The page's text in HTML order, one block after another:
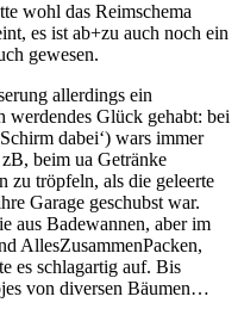
wohl das Reimschema
es ist ab+zu auch noch ein
gewesen.
allerdings ein
werdendes Glück gehabt: bei
dabei‘) wars immer
beim ua Getränke
zu tröpfeln, als die geleerte
Garage geschubst war.
aus Badewannen, aber im
AllesZusammenPacken,
es schlagartig auf. Bis
von diversen Bäumen…